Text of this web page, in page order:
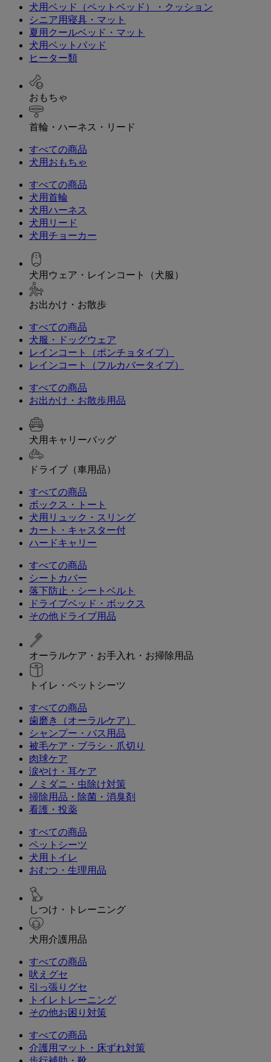
犬用ベッド（ペットベッド）・クッション
シニア用寝具・マット
夏用クールベッド・マット
犬用ベットパッド
ヒーター類
おもちゃ
首輪・ハーネス・リード
すべての商品
犬用おもちゃ
すべての商品
犬用首輪
犬用ハーネス
犬用リード
犬用チョーカー
犬用ウェア・レインコート（犬服）
お出かけ・お散歩
すべての商品
犬服・ドッグウェア
レインコート（ポンチョタイプ）
レインコート（フルカバータイプ）
すべての商品
お出かけ・お散歩用品
犬用キャリーバッグ
ドライブ（車用品）
すべての商品
ボックス・トート
犬用リュック・スリング
カート・キャスター付
ハードキャリー
すべての商品
シートカバー
落下防止・シートベルト
ドライブベッド・ボックス
その他ドライブ用品
オーラルケア・お手入れ・お掃除用品
トイレ・ペットシーツ
すべての商品
歯磨き（オーラルケア）
シャンプー・バス用品
被毛ケア・ブラシ・爪切り
肉球ケア
涙やけ・耳ケア
ノミダニ・虫除け対策
掃除用品・除菌・消臭剤
看護・投薬
すべての商品
ペットシーツ
犬用トイレ
おむつ・生理用品
しつけ・トレーニング
犬用介護用品
すべての商品
吠えグセ
引っ張りグセ
トイレトレーニング
その他お困り対策
すべての商品
介護用マット・床ずれ対策